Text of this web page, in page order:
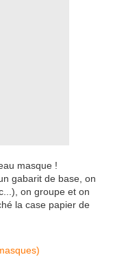
masque !
gabarit de base, on
on groupe et on
la case papier de